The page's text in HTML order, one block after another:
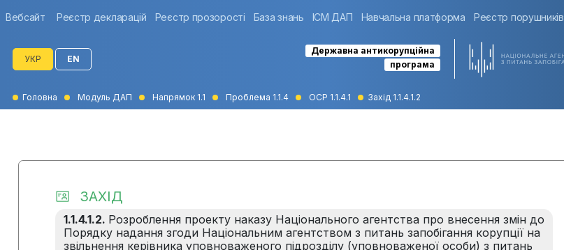
Вебсайт Реєстр декларацій Реєстр прозорості База знань ІСМ ДАП Навчальна платформа Реєстр порушників
УКР EN
Державна антикорупційна
програма
Головна Модуль ДАП Напрямок 1.1 Проблема 1.1.4 ОСР 1.1.4.1 Захід 1.1.4.1.2
ЗАХІД
1.1.4.1.2. Розроблення проекту наказу Національного агентства про внесення змін до
Порядку надання згоди Національним агентством з питань запобігання корупції на
звільнення керівника уповноваженого підрозділу (уповноваженої особи) з питань